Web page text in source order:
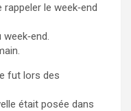
le week‑end
fut lors des
était posée dans